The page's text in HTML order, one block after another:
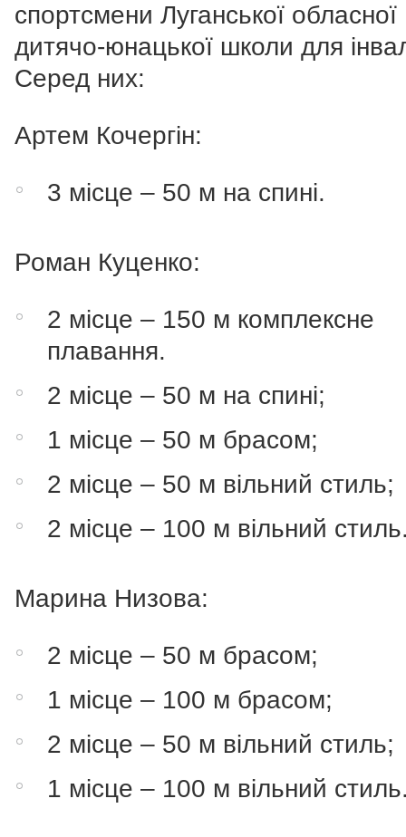
спортсмени Луганської обласної
дитячо-юнацької школи для
Серед них:
Артем Кочергін:
3 місце – 50 м на спині.
Роман Куценко:
2 місце – 150 м комплексне
плавання.
2 місце – 50 м на спині;
1 місце – 50 м брасом;
2 місце – 50 м вільний стиль;
2 місце – 100 м вільний
Марина Низова:
2 місце – 50 м брасом;
1 місце – 100 м брасом;
2 місце – 50 м вільний стиль;
1 місце – 100 м вільний